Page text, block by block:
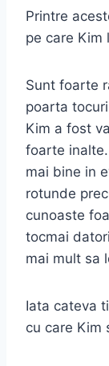
Printre
pe care Kim
Sunt foarte
poarta
Kim a fost
foarte
mai bine in
rotunde
cunoaste
tocmai
mai mult sa
Iata cateva
cu care Kim